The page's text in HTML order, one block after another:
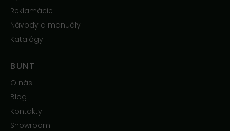
Reklamácie
Návody a manuály
Katalógy
BUNT
O nás
Blog
Kontakty
Showroom